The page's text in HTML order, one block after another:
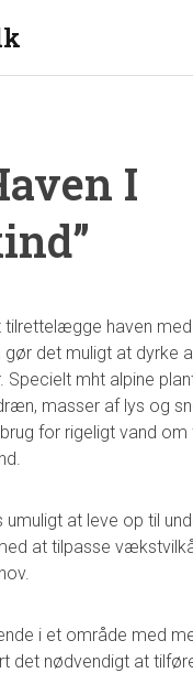
I
tilrettelægge haven
det muligt at dyrke
Specielt mht alpine
masser af lys og
for rigeligt vand
umuligt at leve op til
at tilpasse
i et område med
det nødvendigt at